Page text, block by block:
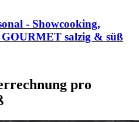
- Showcooking,
salzig & süß
pro